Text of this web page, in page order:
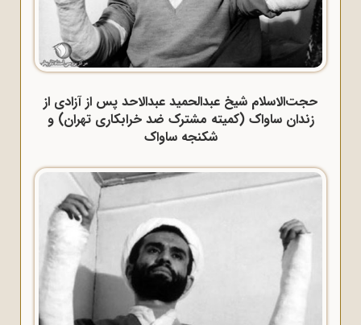
حجت‌الاسلام شیخ عبدالحمید عبدالاحد پس از آزادی از
زندان ساواک (کمیته مشترک ضد خرابکاری تهران) و
شکنجه ساواک